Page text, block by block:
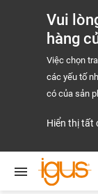
Vui
hàng
Việc chọn
các yếu tố
có của sản
Hiển thị tất